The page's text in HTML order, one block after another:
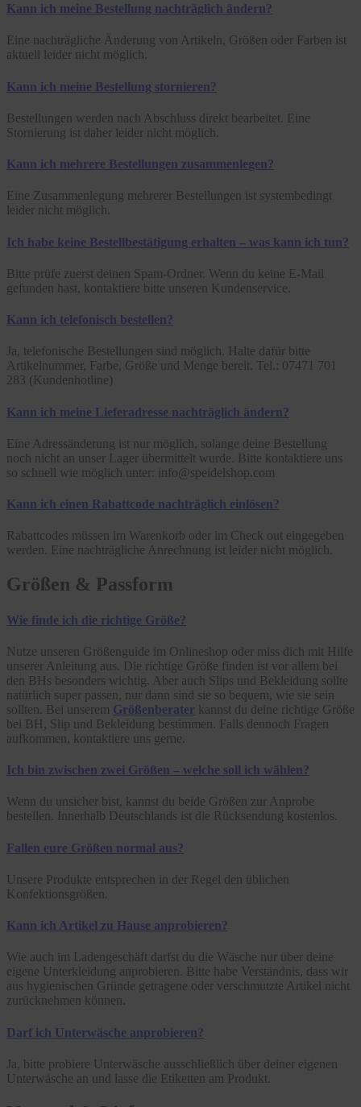
Kann ich meine Bestellung nachträglich ändern?
Eine nachträgliche Änderung von Artikeln, Größen oder Farben ist
aktuell leider nicht möglich.
Kann ich meine Bestellung stornieren?
Bestellungen werden nach Abschluss direkt bearbeitet. Eine
Stornierung ist daher leider nicht möglich.
Kann ich mehrere Bestellungen zusammenlegen?
Eine Zusammenlegung mehrerer Bestellungen ist systembedingt
leider nicht möglich.
Ich habe keine Bestellbestätigung erhalten – was kann ich tun?
Bitte prüfe zuerst deinen Spam-Ordner. Wenn du keine E-Mail
gefunden hast, kontaktiere bitte unseren Kundenservice.
Kann ich telefonisch bestellen?
Ja, telefonische Bestellungen sind möglich. Halte dafür bitte
Artikelnummer, Farbe, Größe und Menge bereit. Tel.: 07471 701
283 (Kundenhotline)
Kann ich meine Lieferadresse nachträglich ändern?
Eine Adressänderung ist nur möglich, solange deine Bestellung
noch nicht an unser Lager übermittelt wurde. Bitte kontaktiere uns
so schnell wie möglich unter: info@speidelshop.com
Kann ich einen Rabattcode nachträglich einlösen?
Rabattcodes müssen im Warenkorb oder im Check out eingegeben
werden. Eine nachträgliche Anrechnung ist leider nicht möglich.
Größen & Passform
Wie finde ich die richtige Größe?
Nutze unseren Größenguide im Onlineshop oder miss dich mit Hilfe
unserer Anleitung aus. Die richtige Größe finden ist vor allem bei
den BHs besonders wichtig. Aber auch Slips und Bekleidung sollte
natürlich super passen, nur dann sind sie so bequem, wie sie sein
sollten. Bei unserem Größenberater kannst du deine richtige Größe
bei BH, Slip und Bekleidung bestimmen. Falls dennoch Fragen
aufkommen, kontaktiere uns gerne.
Ich bin zwischen zwei Größen – welche soll ich wählen?
Wenn du unsicher bist, kannst du beide Größen zur Anprobe
bestellen. Innerhalb Deutschlands ist die Rücksendung kostenlos.
Fallen eure Größen normal aus?
Unsere Produkte entsprechen in der Regel den üblichen
Konfektionsgrößen.
Kann ich Artikel zu Hause anprobieren?
Wie auch im Ladengeschäft darfst du die Wäsche nur über deine
eigene Unterkleidung anprobieren. Bitte habe Verständnis, dass wir
aus hygienischen Gründe getragene oder verschmutzte Artikel nicht
zurücknehmen können.
Darf ich Unterwäsche anprobieren?
Ja, bitte probiere Unterwäsche ausschließlich über deiner eigenen
Unterwäsche an und lasse die Etiketten am Produkt.